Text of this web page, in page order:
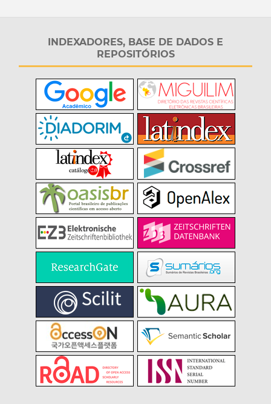
INDEXADORES, BASE DE DADOS E
REPOSITÓRIOS